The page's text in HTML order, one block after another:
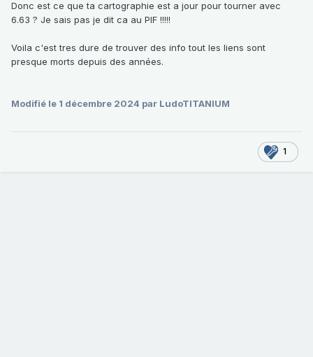
Donc est ce que ta cartographie est a jour pour tourner avec
6.63 ? Je sais pas je dit ca au PIF !!!!!
Voila c'est tres dure de trouver des info tout les liens sont
presque morts depuis des années.
Modifié le 1 décembre 2024 par LudoTITANIUM
1